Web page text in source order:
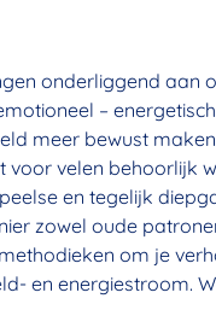
onderliggend aan
–
meer bewust
voor velen behoorlijk
en tegelijk
zowel oude
om je
en energiestroom.